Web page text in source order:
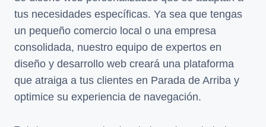
tus necesidades específicas. Ya sea que tengas
un pequeño comercio local o una empresa
consolidada, nuestro equipo de expertos en
diseño y desarrollo web creará una plataforma
que atraiga a tus clientes en Parada de Arriba y
optimice su experiencia de navegación.